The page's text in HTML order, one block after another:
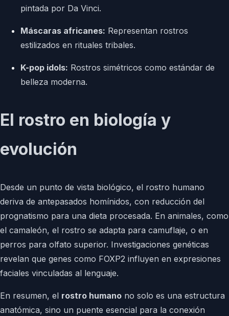
pintada por Da Vinci.
Máscaras africanes: Representan rostros
estilizados en rituales tribales.
K-pop idols: Rostros simétricos como estándar de
belleza moderna.
El rostro en biología y
evolución
Desde un punto de vista biológico, el rostro humano
deriva de antepasados homínidos, con reducción del
prognatismo para una dieta procesada. En animales, como
el camaleón, el rostro se adapta para camuflaje, o en
perros para olfato superior. Investigaciones genéticas
revelan que genes como FOXP2 influyen en expresiones
faciales vinculadas al lenguaje.
En resumen, el rostro humano no solo es una estructura
anatómica, sino un puente esencial para la conexión